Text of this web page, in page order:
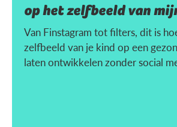
op het zelfbeeld van
Van Finstagram tot filters, dit is
zelfbeeld van je kind op een
laten ontwikkelen zonder social